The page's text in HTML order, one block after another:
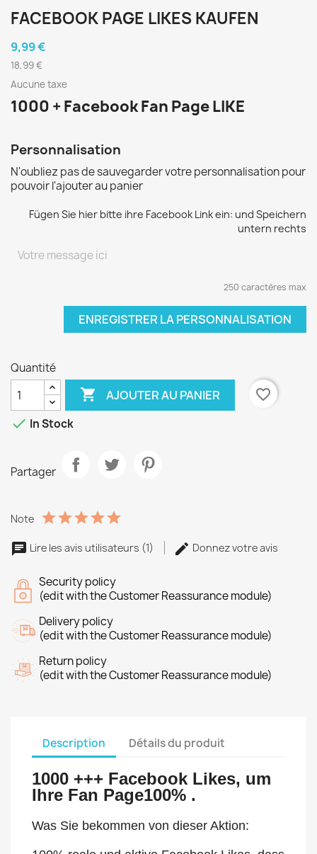
FACEBOOK PAGE LIKES KAUFEN
9,99 €
18,99 €
Aucune taxe
1000 + Facebook Fan Page LIKE
Personnalisation
N'oubliez pas de sauvegarder votre personnalisation pour
pouvoir l'ajouter au panier
Fügen Sie hier bitte ihre Facebook Link ein: und Speichern
untern rechts
250 caractères max
ENREGISTRER LA PERSONNALISATION
Quantité
 AJOUTER AU PANIER
favorite_border
 In Stock
Partager
Note
Lire les avis utilisateurs (1) Donnez votre avis
Security policy
(edit with the Customer Reassurance module)
Delivery policy
(edit with the Customer Reassurance module)
Return policy
(edit with the Customer Reassurance module)
Description Détails du produit
1000 +++ Facebook Likes, um
Ihre Fan Page100% .
Was Sie bekommen von dieser Aktion: